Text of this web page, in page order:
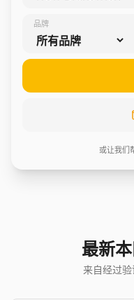
品牌
或让我们
最新
来自经过